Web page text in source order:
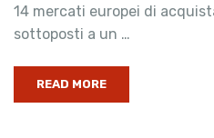
14 mercati europei di
sottoposti a un …
READ MORE